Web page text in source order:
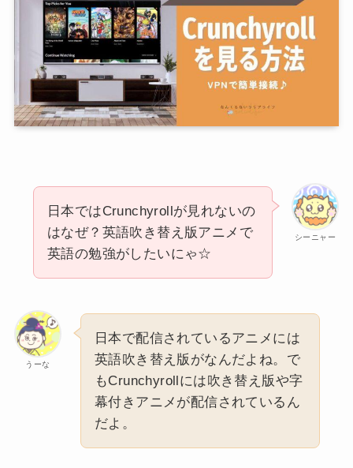
シーニャー
日本ではCrunchyrollが見れないの
はなぜ？英語吹き替え版アニメで
英語の勉強がしたいにゃ☆
うーな
日本で配信されているアニメには
英語吹き替え版がなんだよね。で
もCrunchyrollには吹き替え版や字
幕付きアニメが配信されているん
だよ。